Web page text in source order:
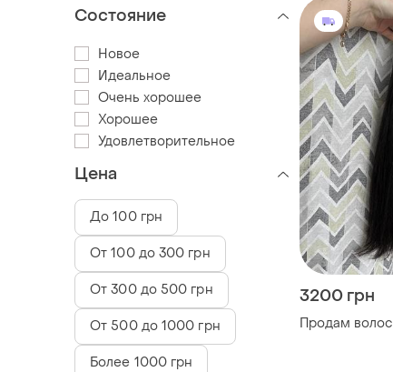
3200 грн
Продам волос
Состояние
Новое
Идеальное
Очень хорошее
Хорошее
Удовлетворительное
Цена
До 100 грн
От 100 до 300 грн
От 300 до 500 грн
От 500 до 1000 грн
Более 1000 грн